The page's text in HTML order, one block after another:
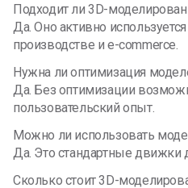
Подходит ли 3D-
Да. Оно активно
производстве и e-commerce.
Нужна ли оптимизация
Да. Без оптимизации
пользовательский опыт.
Можно ли использовать
Да. Это стандартные движки
Сколько стоит 3D-